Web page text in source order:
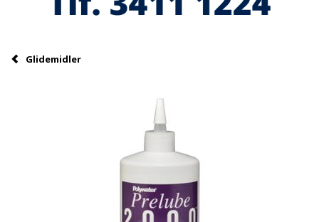
Glidemidler